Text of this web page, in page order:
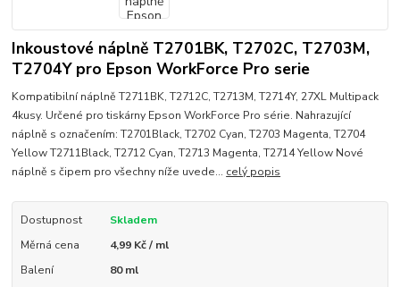
Inkoustové náplně T2701BK, T2702C, T2703M,
T2704Y pro Epson WorkForce Pro serie
Kompatibilní náplně T2711BK, T2712C, T2713M, T2714Y, 27XL Multipack
4kusy. Určené pro tiskárny Epson WorkForce Pro série. Nahrazující
náplně s označením: T2701Black, T2702 Cyan, T2703 Magenta, T2704
Yellow T2711Black, T2712 Cyan, T2713 Magenta, T2714 Yellow Nové
náplně s čipem pro všechny níže uvede... celý popis
Dostupnost
Skladem
Měrná cena
4,99 Kč / ml
Balení
80 ml